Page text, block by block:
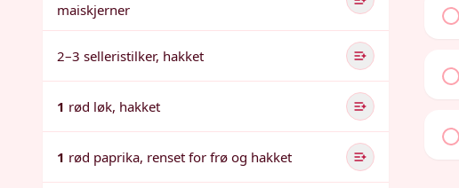
maiskjerner
2–3 selleristilker, hakket
1 rød løk, hakket
1 rød paprika, renset for frø og hakket